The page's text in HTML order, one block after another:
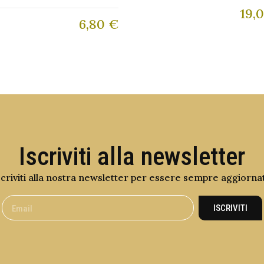
6,80 €
Iscriviti alla newsletter
alla nostra newsletter per essere sempre
ISCRIVITI